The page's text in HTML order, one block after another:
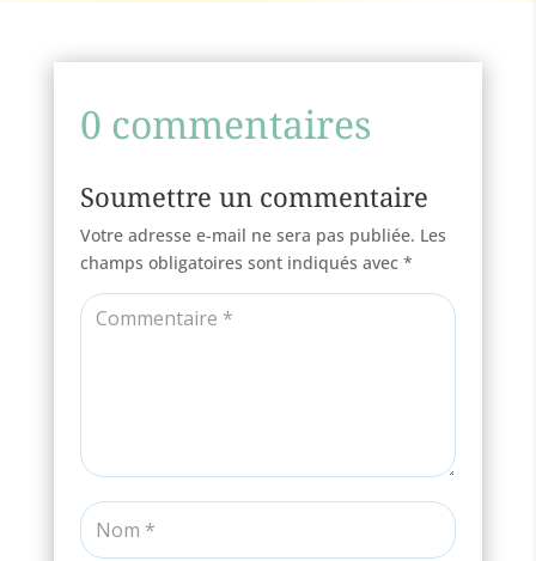
0 commentaires
Soumettre un commentaire
Votre adresse e-mail ne sera pas publiée. Les
champs obligatoires sont indiqués avec*